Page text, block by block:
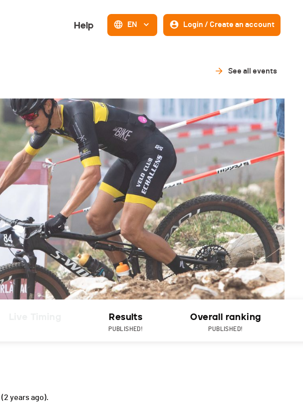
Help EN Login / Create an account
See all events
Results
PUBLISHED!
Overall ranking
PUBLISHED!
(2 years ago).